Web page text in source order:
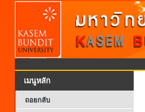
เมนูหลัก
ถอยกลับ